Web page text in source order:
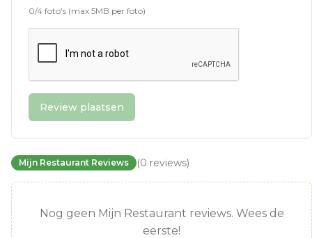
0/4 foto's (max 5MB per foto)
Review plaatsen
Mijn Restaurant Reviews (0 reviews)
Nog geen Mijn Restaurant reviews. Wees de
eerste!